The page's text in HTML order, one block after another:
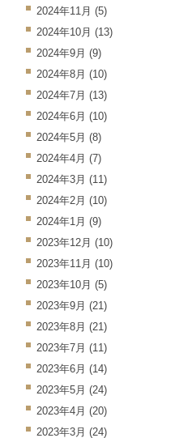
2024年11月 (5)
2024年10月 (13)
2024年9月 (9)
2024年8月 (10)
2024年7月 (13)
2024年6月 (10)
2024年5月 (8)
2024年4月 (7)
2024年3月 (11)
2024年2月 (10)
2024年1月 (9)
2023年12月 (10)
2023年11月 (10)
2023年10月 (5)
2023年9月 (21)
2023年8月 (21)
2023年7月 (11)
2023年6月 (14)
2023年5月 (24)
2023年4月 (20)
2023年3月 (24)